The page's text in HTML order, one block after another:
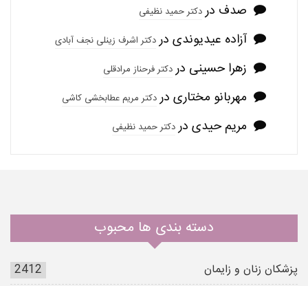
صدف دردکتر حمید نظیفی
آزاده عیدیوندی دردکتر اشرف زینلی نجف آبادی
زهرا حسینی دردکتر فرحناز مرادقلی
مهربانو مختاری دردکتر مریم عطابخشی کاشی
مریم حیدی دردکتر حمید نظیفی
دسته بندی ها محبوب
پزشکان زنان و زایمان
2412